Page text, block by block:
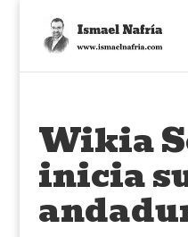
Wikia
inicia